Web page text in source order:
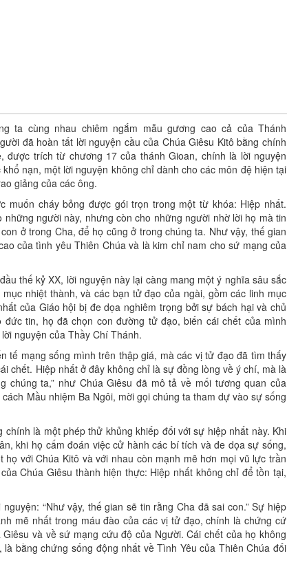
ta cùng nhau chiêm ngắm mẫu gương cao cả của Thánh
đã hoàn tất lời nguyện cầu của Chúa Giêsu Kitô bằng chính
trích từ chương 17 của thánh Gioan, chính là lời nguyện
nạn, một lời nguyện không chỉ dành cho các môn đệ hiện tại
giảng của các ông.
muốn cháy bỏng được gói trọn trong một từ khóa: Hiệp nhất.
người này, nhưng còn cho những người nhờ lời họ mà tin
ở trong Cha, để họ cũng ở trong chúng ta. Như vậy, thế gian
của tình yêu Thiên Chúa và là kim chỉ nam cho sứ mạng của
thế kỷ XX, lời nguyện này lại càng mang một ý nghĩa sâu sắc
nhiệt thành, và các bạn tử đạo của ngài, gồm các linh mục
của Giáo hội bị đe dọa nghiêm trọng bởi sự bách hại và chủ
tin, họ đã chọn con đường tử đạo, biến cái chết của mình
nguyện của Thầy Chí Thánh.
tế mạng sống mình trên thập giá, mà các vị tử đạo đã tìm thấy
chết. Hiệp nhất ở đây không chỉ là sự đồng lòng về ý chí, mà là
chúng ta,” như Chúa Giêsu đã mô tả về mối tương quan của
Mầu nhiệm Ba Ngôi, mời gọi chúng ta tham dự vào sự sống
là một phép thử khủng khiếp đối với sự hiệp nhất này. Khi
khi họ cấm đoán việc cử hành các bí tích và đe dọa sự sống,
với Chúa Kitô và với nhau còn mạnh mẽ hơn mọi vũ lực trần
Chúa Giêsu thành hiện thực: Hiệp nhất không chỉ để tồn tại,
“Như vậy, thế gian sẽ tin rằng Cha đã sai con.” Sự hiệp
mẽ nhất trong máu đào của các vị tử đạo, chính là chứng cứ
và về sứ mạng cứu độ của Người. Cái chết của họ không
bằng chứng sống động nhất về Tình Yêu của Thiên Chúa đối